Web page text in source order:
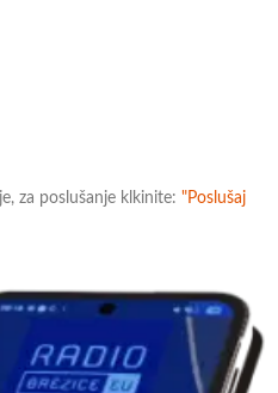
za poslušanje klkinite: "Poslušaj